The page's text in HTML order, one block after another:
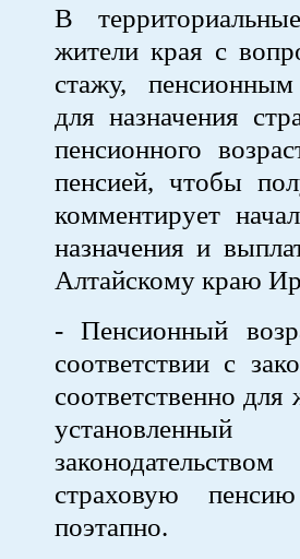
В
жители края с
стажу,
для назначения
пенсионного
пенсией, чтобы
комментирует
назначения и
Алтайскому краю
- Пенсионный
соответствии с
соответственно
страховую
поэтапно.